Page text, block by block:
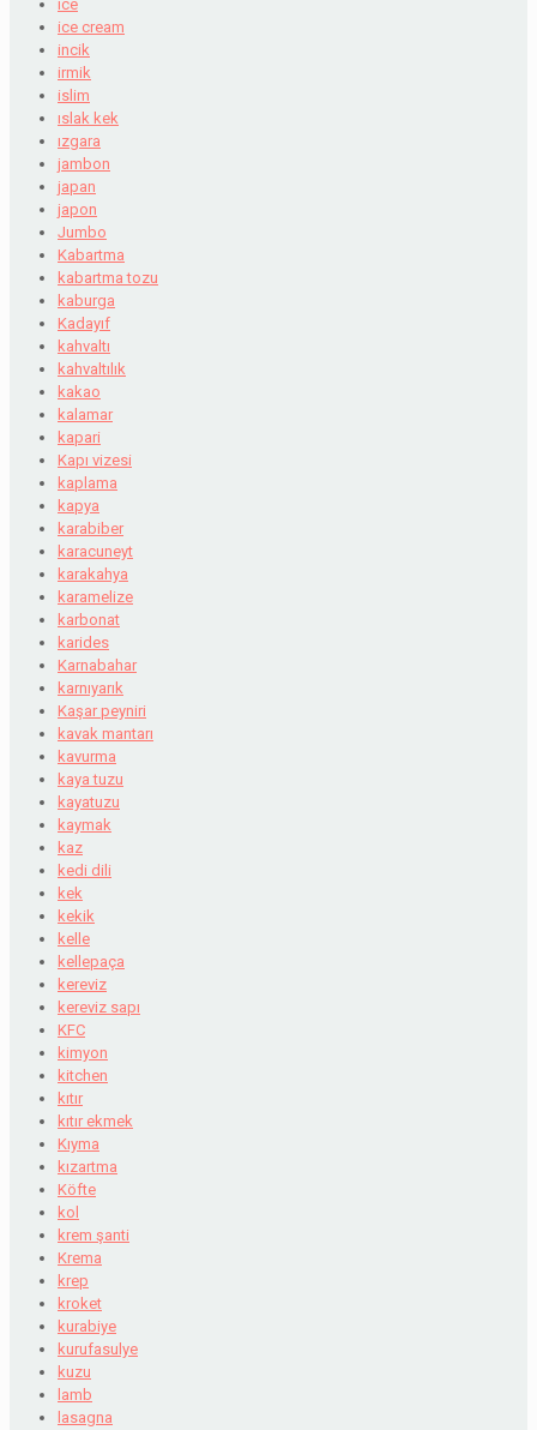
ice
ice cream
incik
irmik
islim
ıslak kek
ızgara
jambon
japan
japon
Jumbo
Kabartma
kabartma tozu
kaburga
Kadayıf
kahvaltı
kahvaltılık
kakao
kalamar
kapari
Kapı vizesi
kaplama
kapya
karabiber
karacuneyt
karakahya
karamelize
karbonat
karides
Karnabahar
karnıyarık
Kaşar peyniri
kavak mantarı
kavurma
kaya tuzu
kayatuzu
kaymak
kaz
kedi dili
kek
kekik
kelle
kellepaça
kereviz
kereviz sapı
KFC
kimyon
kitchen
kıtır
kıtır ekmek
Kıyma
kızartma
Köfte
kol
krem şanti
Krema
krep
kroket
kurabiye
kurufasulye
kuzu
lamb
lasagna